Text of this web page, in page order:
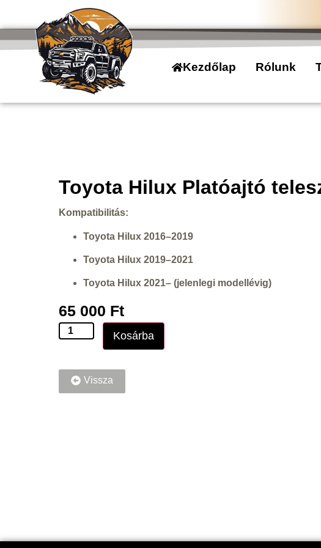
Kezdőlap Rólunk
Toyota Hilux Platóajtó
Kompatibilitás:
Toyota Hilux 2016–2019
Toyota Hilux 2019–2021
Toyota Hilux 2021– (jelenlegi modellévig)
65 000 Ft
Kosárba
Vissza